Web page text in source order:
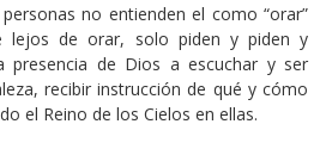
no entienden el como “orar”
lejos de orar, solo piden y piden y
de Dios a escuchar y ser
recibir instrucción de qué y cómo
el Reino de los Cielos en ellas.